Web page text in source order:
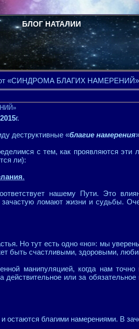
БЛОГ НАТАЛИИ
от «СИНДРОМА БЛАГИХ НАМЕРЕНИЙ»
г.
деструктивные «благие намерения
с тем, как проявляются
ли):
.
нашему Пути. Это
ломают жизни и судьбы.
Но тут есть одно «но»: мы
быть счастливыми, здоровыми,
манипуляцией, когда нам
действительное или за
остаются благими намерениями. В